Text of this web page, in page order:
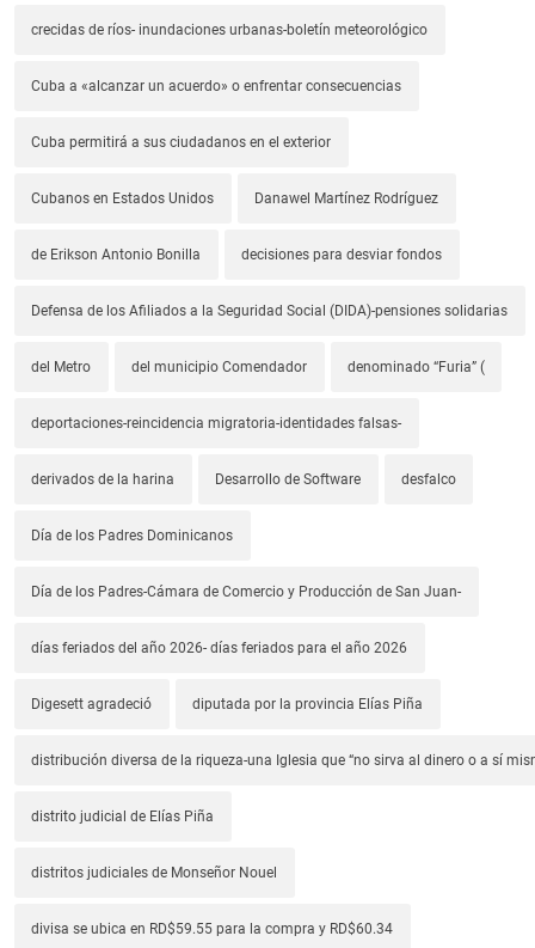
crecidas de ríos- inundaciones urbanas-boletín meteorológico
Cuba a «alcanzar un acuerdo» o enfrentar consecuencias
Cuba permitirá a sus ciudadanos en el exterior
Cubanos en Estados Unidos Danawel Martínez Rodríguez
de Erikson Antonio Bonilla decisiones para desviar fondos
Defensa de los Afiliados a la Seguridad Social (DIDA)-pensiones solidarias
del Metro del municipio Comendador denominado “Furia” (
deportaciones-reincidencia migratoria-identidades falsas-
derivados de la harina Desarrollo de Software desfalco
Día de los Padres Dominicanos
Día de los Padres-Cámara de Comercio y Producción de San Juan-
días feriados del año 2026- días feriados para el año 2026
Digesett agradeció diputada por la provincia Elías Piña
distribución diversa de la riqueza-una Iglesia que “no sirva al dinero o a sí
distrito judicial de Elías Piña
distritos judiciales de Monseñor Nouel
divisa se ubica en RD$59.55 para la compra y RD$60.34